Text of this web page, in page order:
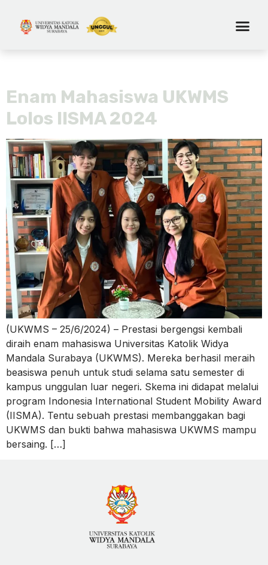
Enam Mahasiswa UKWMS
Lolos IISMA 2024
(UKWMS – 25/6/2024) – Prestasi bergengsi kembali
diraih enam mahasiswa Universitas Katolik Widya
Mandala Surabaya (UKWMS). Mereka berhasil meraih
beasiswa penuh untuk studi selama satu semester di
kampus unggulan luar negeri. Skema ini didapat melalui
program Indonesia International Student Mobility Award
(IISMA). Tentu sebuah prestasi membanggakan bagi
UKWMS dan bukti bahwa mahasiswa UKWMS mampu
bersaing. […]